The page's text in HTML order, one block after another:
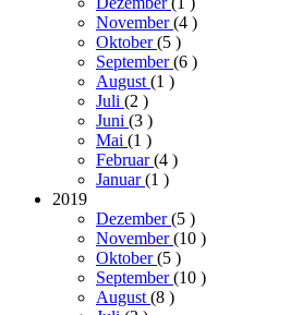
November(4 )
Oktober(5 )
September(6 )
August(1 )
Juli (2 )
Juni (3 )
Mai (1 )
Februar(4 )
Januar(1 )
2019
Dezember(5 )
November(10 )
Oktober(5 )
September(10 )
August(8 )